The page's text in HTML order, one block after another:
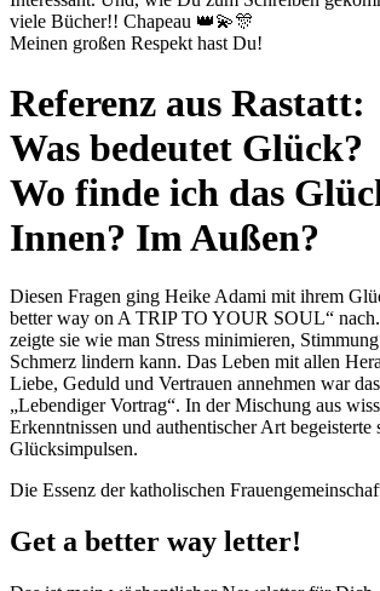
viele Bücher!! Chapeau 👑💫🎊
Meinen großen Respekt hast Du!
Referenz aus Rastatt:
Was bedeutet Glück?
Wo finde ich das
Innen? Im Außen?
Diesen Fragen ging Heike Adami mit ihrem
better way on A TRIP TO YOUR SOUL“
zeigte sie wie man Stress minimieren,
Schmerz lindern kann. Das Leben mit allen
Liebe, Geduld und Vertrauen annehmen war
„Lebendiger Vortrag“. In der Mischung aus
Erkenntnissen und authentischer Art begeisterte
Glücksimpulsen.
Die Essenz der katholischen
Get a better way letter!